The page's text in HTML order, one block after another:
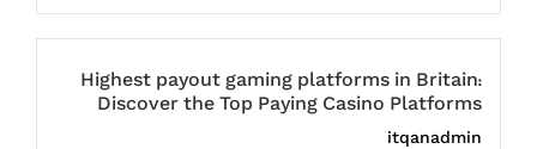
Highest payout gaming platforms in Britain:
Discover the Top Paying Casino Platforms
itqanadmin